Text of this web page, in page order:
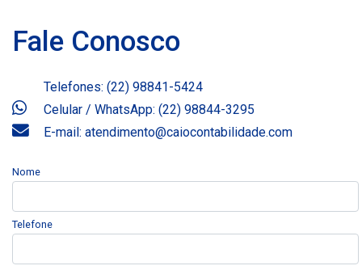
Fale Conosco
Telefones: (22) 98841-5424
Celular / WhatsApp: (22) 98844-3295
E-mail: atendimento@caiocontabilidade.com
Nome
Telefone